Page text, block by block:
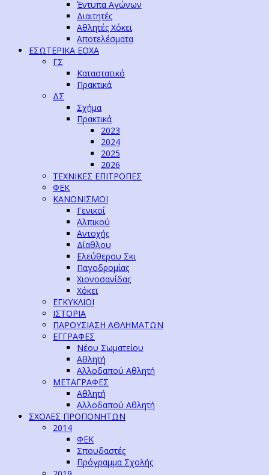
Έντυπα Αγώνων
Διαιτητές
Αθλητές Χόκεϊ
Αποτελέσματα
ΕΣΩΤΕΡΙΚΑ ΕΟΧΑ
ΓΣ
Καταστατικό
Πρακτικά
ΔΣ
Σχήμα
Πρακτικά
2023
2024
2025
2026
ΤΕΧΝΙΚΕΣ ΕΠΙΤΡΟΠΕΣ
ΦΕΚ
ΚΑΝΟΝΙΣΜΟΙ
Γενικοί
Αλπικού
Αντοχής
Δίαθλου
Ελεύθερου Σκι
Παγοδρομίας
Χιονοσανίδας
Χόκεϊ
ΕΓΚΥΚΛΙΟΙ
ΙΣΤΟΡΙΑ
ΠΑΡΟΥΣΙΑΣΗ ΑΘΛΗΜΑΤΩΝ
ΕΓΓΡΑΦΕΣ
Νέου Σωματείου
Αθλητή
Αλλοδαπού Αθλητή
ΜΕΤΑΓΡΑΦΕΣ
Αθλητή
Αλλοδαπού Αθλητή
ΣΧΟΛΕΣ ΠΡΟΠΟΝΗΤΩΝ
2014
ΦΕΚ
Σπουδαστές
Πρόγραμμα Σχολής